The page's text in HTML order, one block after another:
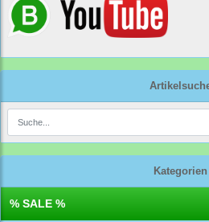
Kategorien
% SALE %